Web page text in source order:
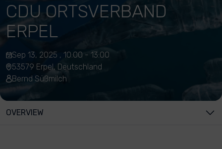
CDU ORTSVERBAND
ERPEL
Sep 13, 2025 , 10:00 - 13:00
53579 Erpel, Deutschland
Bernd Süßmilch
OVERVIEW